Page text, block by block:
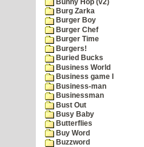
Bunny Hop (v2)
Burg Zarka
Burger Boy
Burger Chef
Burger Time
Burgers!
Buried Bucks
Business World
Business game I
Business-man
Businessman
Bust Out
Busy Baby
Butterflies
Buy Word
Buzzword